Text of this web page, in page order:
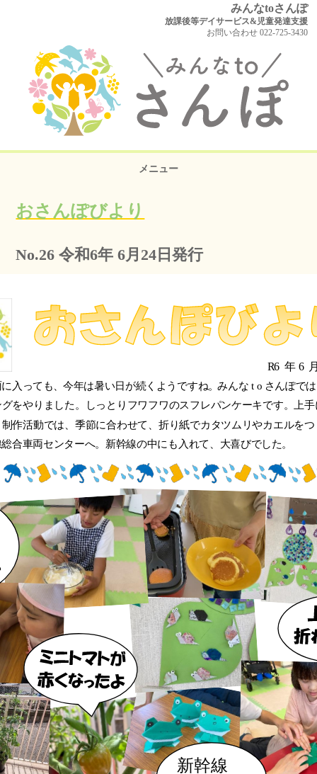
みんなtoさんぽ
放課後等デイサービス&児童発達支援
お問い合わせ 022-725-3430
メニュー
おさんぽびより
No.26 令和6年 6月24日発行